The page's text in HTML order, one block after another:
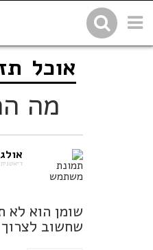
שתפו בפייסבוק
אוכל
מה
שומן הוא לא
שחשוב לצרוך